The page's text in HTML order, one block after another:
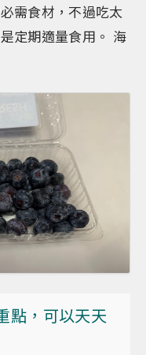
需食材，不過吃太
定期適量食用。 海
點，可以天天